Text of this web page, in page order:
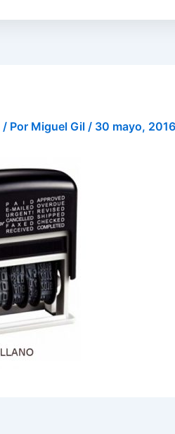
/ Por Miguel Gil / 30 mayo, 2016